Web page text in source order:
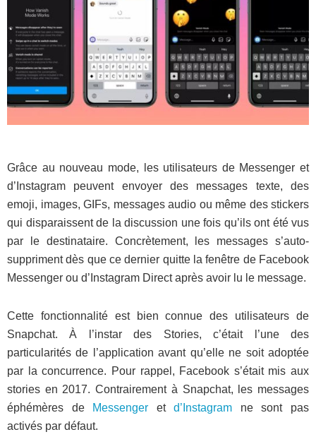
Grâce au nouveau mode, les utilisateurs de Messenger et
d’Instagram peuvent envoyer des messages texte, des
emoji, images, GIFs, messages audio ou même des stickers
qui disparaissent de la discussion une fois qu’ils ont été vus
par le destinataire. Concrètement, les messages s’auto-
suppriment dès que ce dernier quitte la fenêtre de Facebook
Messenger ou d’Instagram Direct après avoir lu le message.
Cette fonctionnalité est bien connue des utilisateurs de
Snapchat. À l’instar des Stories, c’était l’une des
particularités de l’application avant qu’elle ne soit adoptée
par la concurrence. Pour rappel, Facebook s’était mis aux
stories en 2017. Contrairement à Snapchat, les messages
éphémères de
Messenger etd’Instagram ne sont pas
activés par défaut.